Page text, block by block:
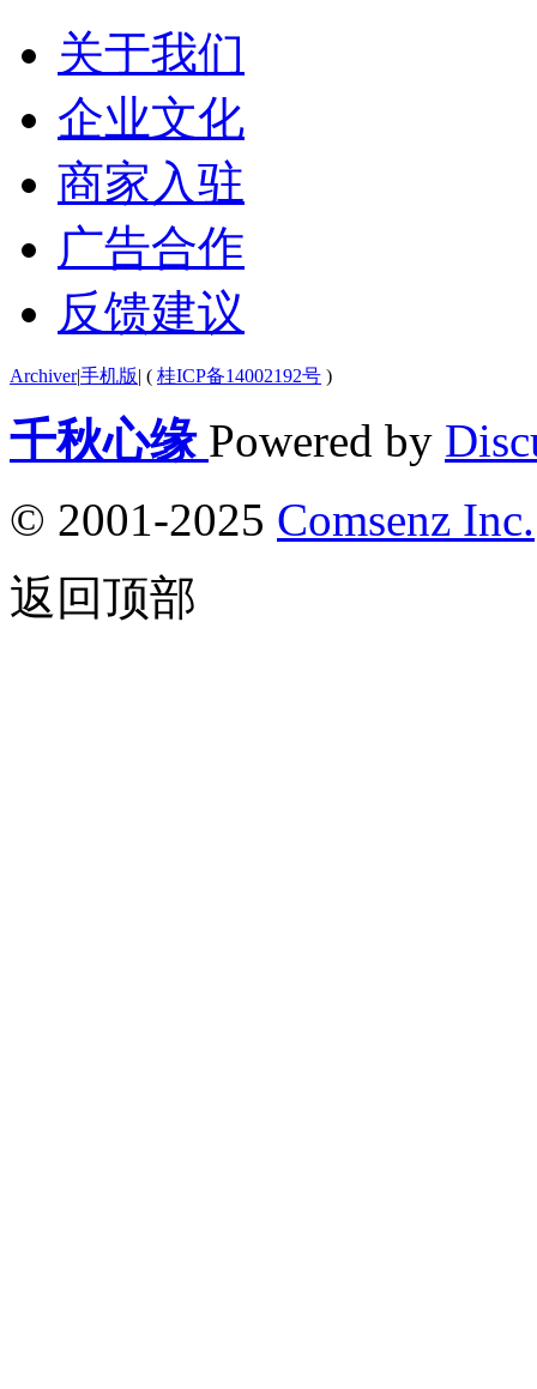
关于我们
企业文化
商家入驻
广告合作
反馈建议
Archiver|手机版| ( 桂ICP备14002192号 )
千秋心缘 Powered by
© 2001-2025 Comsenz Inc.
返回顶部